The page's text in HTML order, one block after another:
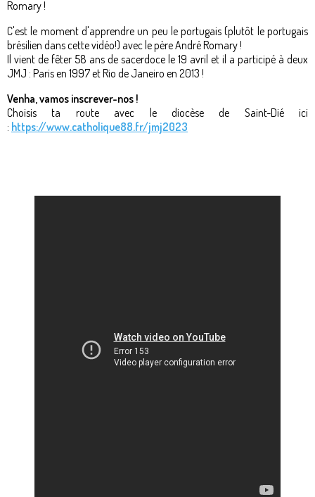
Romary !
C'est le moment d'apprendre un peu le portugais (plutôt le portugais
brésilien dans cette vidéo!) avec le père André Romary !
Il vient de fêter 58 ans de sacerdoce le 19 avril et il a participé à deux
JMJ : Paris en 1997 et Rio de Janeiro en 2013 !
Venha, vamos inscrever-nos !
Choisis ta route avec le diocèse de Saint-Dié ici
: https://www.catholique88.fr/jmj2023